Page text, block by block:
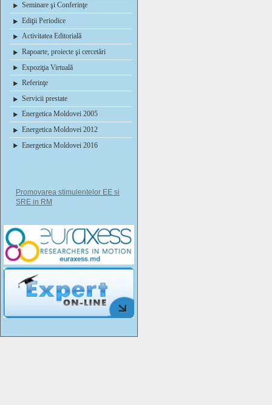
Seminare şi Conferinţe
Ediţii Periodice
Activitatea Editorială
Rapoarte, proiecte şi cercetări
Expoziţia Virtuală
Referinţe
Servicii prestate
Energetica Moldovei 2005
Energetica Moldovei 2012
Energetica Moldovei 2016
Promovarea stimulentelor EE si
SRE in RM